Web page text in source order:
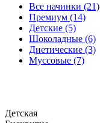
Все начинки (21)
Премиум (14)
Детские (5)
Шоколадные (6)
Диетические (3)
Муссовые (7)
Детская